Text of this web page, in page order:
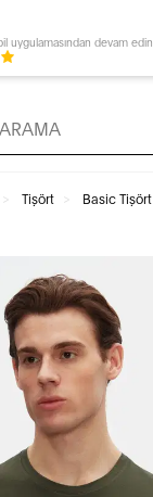
uygulamasından devam edin
Tişört Basic Tişört